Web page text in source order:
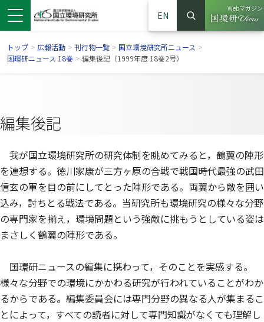
ドウで開きます）
ンドウで開きます）
ウインドウで開きます）
EN
サイト内検索
検索
Webマガジン
（別ウイ
トップ > 広報活動 > 刊行物一覧 > 国立環境研究所ニュース >
国環研ニュース 18巻 > 編集後記（1999年度 18巻2号）
編集後記
我が国立環境研究所の研究体制を眺めてみると，鶴翼の陣形
を連想する。徳川家康が三方ヶ原の合戦で戦国時代最強の武田
信玄の軍を目の前にしてとった陣形である。両翼から敵を囲い
込み，討ちとる戦法である。当研究所も環境研究の様々な分野
の専門家を揃え，環境問題という強敵に挑もうとしている姿は
まさしく鶴翼の陣形である。
国環研ニュースの編集に携わって，そのことを実感する。
様々な分野での環境にかかわる研究が行われていることがわか
るからである。編集委員会には専門分野の異なる人が集まるこ
とによって，すべての読者に対して専門知識がなくても理解し